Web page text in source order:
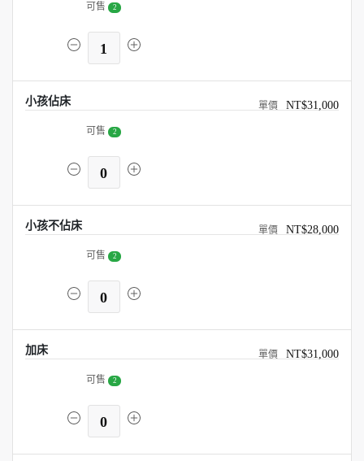
可售 2
1
小孩佔床 NT$31,000
可售 2
0
小孩不佔床 NT$28,000
可售 2
0
加床 NT$31,000
可售 2
0